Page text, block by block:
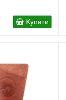
Купити